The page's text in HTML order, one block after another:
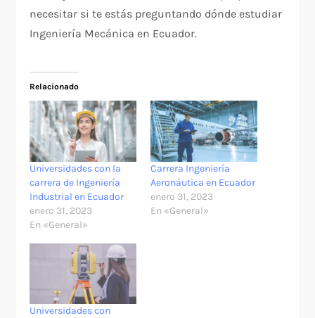
necesitar si te estás preguntando dónde estudiar
Ingeniería Mecánica en Ecuador.
Relacionado
Universidades con la
carrera de Ingeniería
Industrial en Ecuador
enero 31, 2023
En «General»
Carrera Ingeniería
Aeronáutica en Ecuador
enero 31, 2023
En «General»
Universidades con